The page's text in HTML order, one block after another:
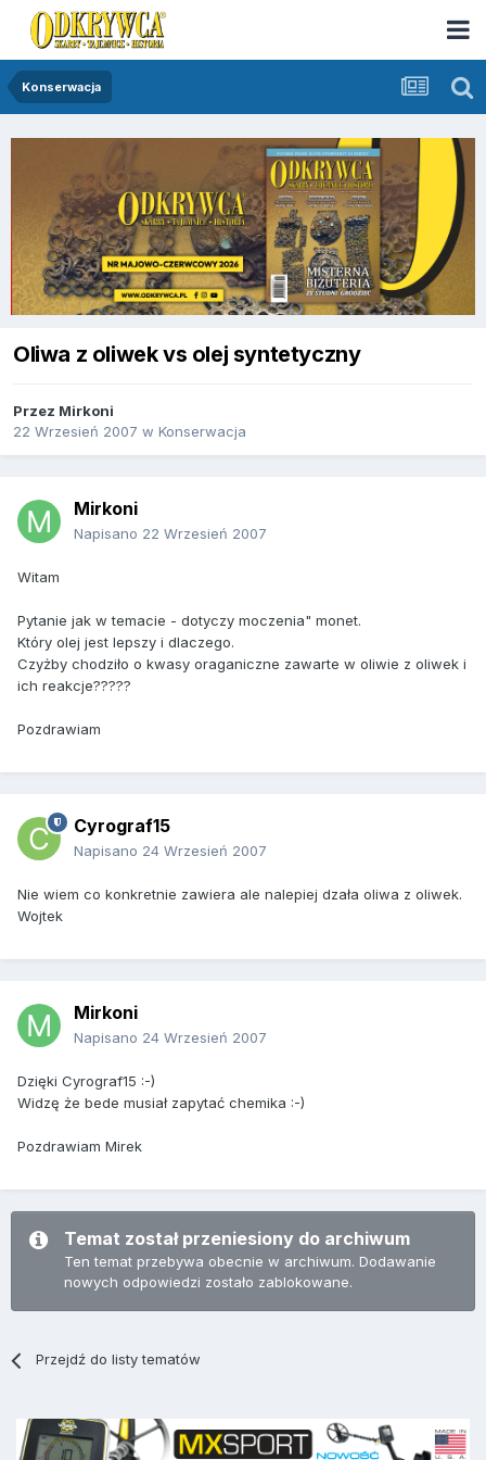
Konserwacja
Oliwa z oliwek vs olej syntetyczny
Przez Mirkoni
22 Wrzesień 2007 w Konserwacja
Mirkoni
Napisano 22 Wrzesień 2007
Witam
Pytanie jak w temacie - dotyczy moczenia" monet.
Który olej jest lepszy i dlaczego.
Czyżby chodziło o kwasy oraganiczne zawarte w oliwie z oliwek i
ich reakcje?????
Pozdrawiam
Cyrograf15
Napisano 24 Wrzesień 2007
Nie wiem co konkretnie zawiera ale nalepiej dzała oliwa z oliwek.
Wojtek
Mirkoni
Napisano 24 Wrzesień 2007
Dzięki Cyrograf15 :-)
Widzę że bede musiał zapytać chemika :-)
Pozdrawiam Mirek
Temat został przeniesiony do archiwum
Ten temat przebywa obecnie w archiwum. Dodawanie
nowych odpowiedzi zostało zablokowane.
Przejdź do listy tematów